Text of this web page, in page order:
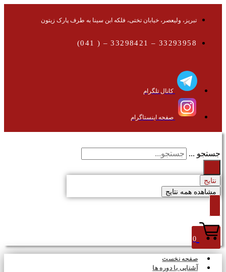
تبریز، ولیعصر، خیابان تختی، فلکه ابن سینا به طرف پارک زیتون
33293958 – 33298421 – ( 041)
کانال تلگرام
صفحه اینستاگرام
جستجو ...
نتایج
مشاهده همه نتایج
0
صفحه نخست
آشنایی با دوره ها